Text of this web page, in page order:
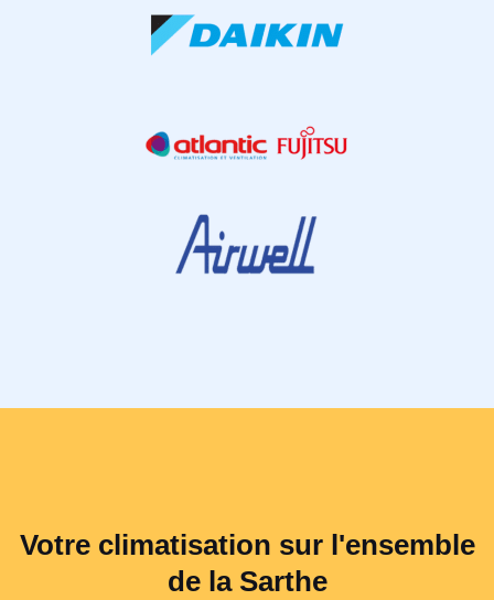
Votre climatisation sur l'ensemble
de la Sarthe